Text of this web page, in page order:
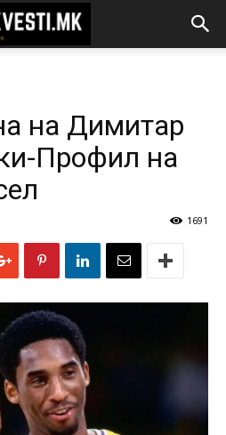
на Димитар
Профил на
1691